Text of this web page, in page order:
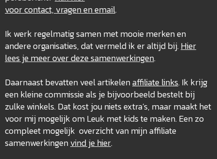
voor contact, vragen en email.
Ik werk regelmatig samen met mooie merken en
andere organisaties, dat vermeld ik er altijd bij.Hier
lees je meer over dezesamenwerkingen.
Daarnaast bevatten veel artikelenaffiliate links. Ik krijg
een kleine commissie als je bijvoorbeeld bestelt bij
zulke winkels. Dat kost jou niets extra’s, maar maakt het
voor mij mogelijk om Leuk met kids te maken. Een zo
compleet mogelijk overzicht van mijn affiliate
samenwerkingenvind je hier.